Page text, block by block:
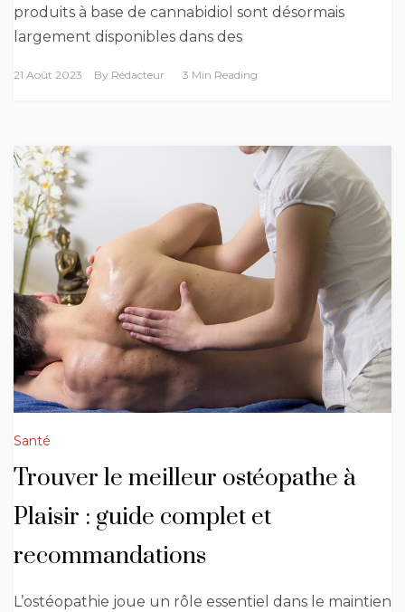
produits à base de cannabidiol sont désormais
largement disponibles dans des
21 Août 2023 By Rédacteur 3 Min Reading
Santé
Trouver le meilleur ostéopathe à
Plaisir : guide complet et
recommandations
L’ostéopathie joue un rôle essentiel dans le maintien